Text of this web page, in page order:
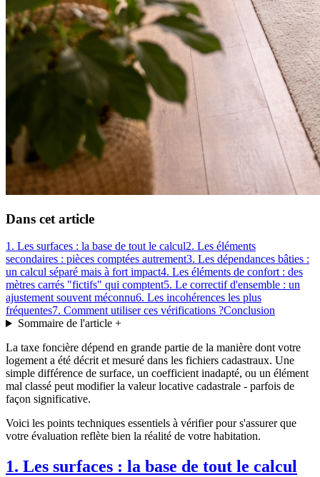
Dans cet article
1. Les surfaces : la base de tout le calcul2. Les éléments
secondaires : pièces comptées autrement3. Les dépendances bâties :
un calcul séparé mais à fort impact4. Les éléments de confort : des
mètres carrés "fictifs" qui comptent5. Le correctif d'ensemble : un
ajustement souvent méconnu6. Les incohérences les plus
fréquentes7. Comment utiliser ces vérifications ?Conclusion
Sommaire de l'article+
La taxe foncière dépend en grande partie de la manière dont votre
logement a été décrit et mesuré dans les fichiers cadastraux. Une
simple différence de surface, un coefficient inadapté, ou un élément
mal classé peut modifier la valeur locative cadastrale - parfois de
façon significative.
Voici les points techniques essentiels à vérifier pour s'assurer que
votre évaluation reflète bien la réalité de votre habitation.
1. Les surfaces : la base de tout le calcul